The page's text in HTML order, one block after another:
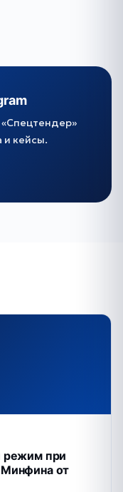
и кейсы.
режим при
от